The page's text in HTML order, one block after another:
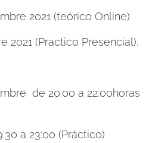
2021 (teórico Online)
2021 (Practico Presencial).
de 20:00 a 22:00horas
a 23:00 (Práctico)